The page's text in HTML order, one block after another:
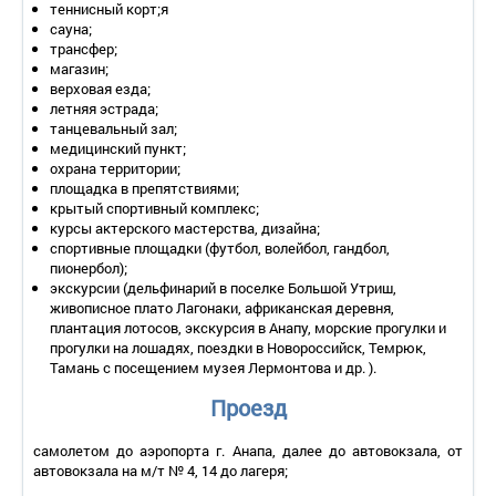
теннисный корт;я
сауна;
трансфер;
магазин;
верховая езда;
летняя эстрада;
танцевальный зал;
медицинский пункт;
охрана территории;
площадка в препятствиями;
крытый спортивный комплекс;
курсы актерского мастерства, дизайна;
спортивные площадки (футбол, волейбол, гандбол,
пионербол);
экскурсии (дельфинарий в поселке Большой Утриш,
живописное плато Лагонаки, африканская деревня,
плантация лотосов, экскурсия в Анапу, морские прогулки и
прогулки на лошадях, поездки в Новороссийск, Темрюк,
Тамань с посещением музея Лермонтова и др. ).
Проезд
самолетом до аэропорта г. Анапа, далее до автовокзала, от
автовокзала на м/т № 4, 14 до лагеря;